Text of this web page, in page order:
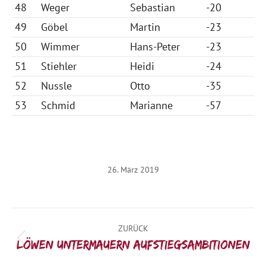
48
Weger Sebastian
-20
49
Göbel Martin
-23
50
Wimmer Hans-Peter
-23
51
Stiehler Heidi
-24
52
Nussle Otto
-35
53
Schmid Marianne -57
26. März 2019
ZURÜCK
Vorheriger
Löwen untermauern Aufstiegsambitionen